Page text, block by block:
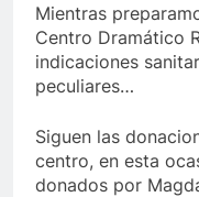
Mientras
Centro Dramático
indicaciones
peculiares…
Siguen las
centro, en esta
donados por